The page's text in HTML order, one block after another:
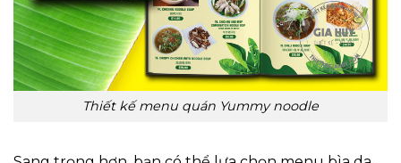
Thiết kế menu quán Yummy noodle